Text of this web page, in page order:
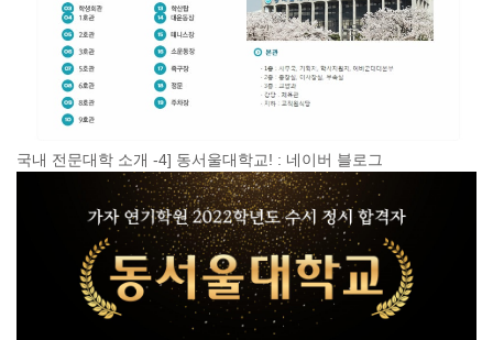
국내 전문대학 소개 -4] 동서울대학교! : 네이버 블로그